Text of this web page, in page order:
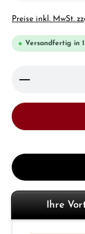
Preise inkl. MwSt.
Versandfertig in
Produkt
Ihre